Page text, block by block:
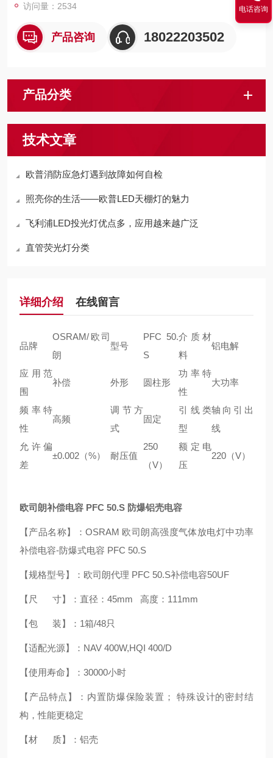
访问量：2534
产品咨询 18022203502
产品分类
技术文章
欧普消防应急灯遇到故障如何自检
照亮你的生活——欧普LED天棚灯的魅力
飞利浦LED投光灯优点多，应用越来越广泛
直管荧光灯分类
详细介绍 在线留言
品牌
OSRAM/欧司
朗
型号
PFC 50.
S
介质材
料
铝电解
应用范
围
补偿 外形 圆柱形
功率特
性
大功率
频率特
性
高频
调节方
式
固定
引线类
型
轴向引出
线
允许偏
差
±0.002（%） 耐压值
250
（V）
额定电
压
220（V）
欧司朗补偿电容 PFC 50.S 防爆铝壳电容
【产品名称】：OSRAM 欧司朗高强度气体放电灯中功率
补偿电容-防爆式电容 PFC 50.S
【规格型号】：欧司朗代理 PFC 50.S补偿电容50UF
【尺 寸】：直径：45mm 高度：111mm
【包 装】：1箱/48只
【适配光源】：NAV 400W,HQI 400/D
【使用寿命】：30000小时
【产品特点】：内置防爆保险装置； 特殊设计的密封结
构，性能更稳定
【材 质】：铝壳
电话咨询